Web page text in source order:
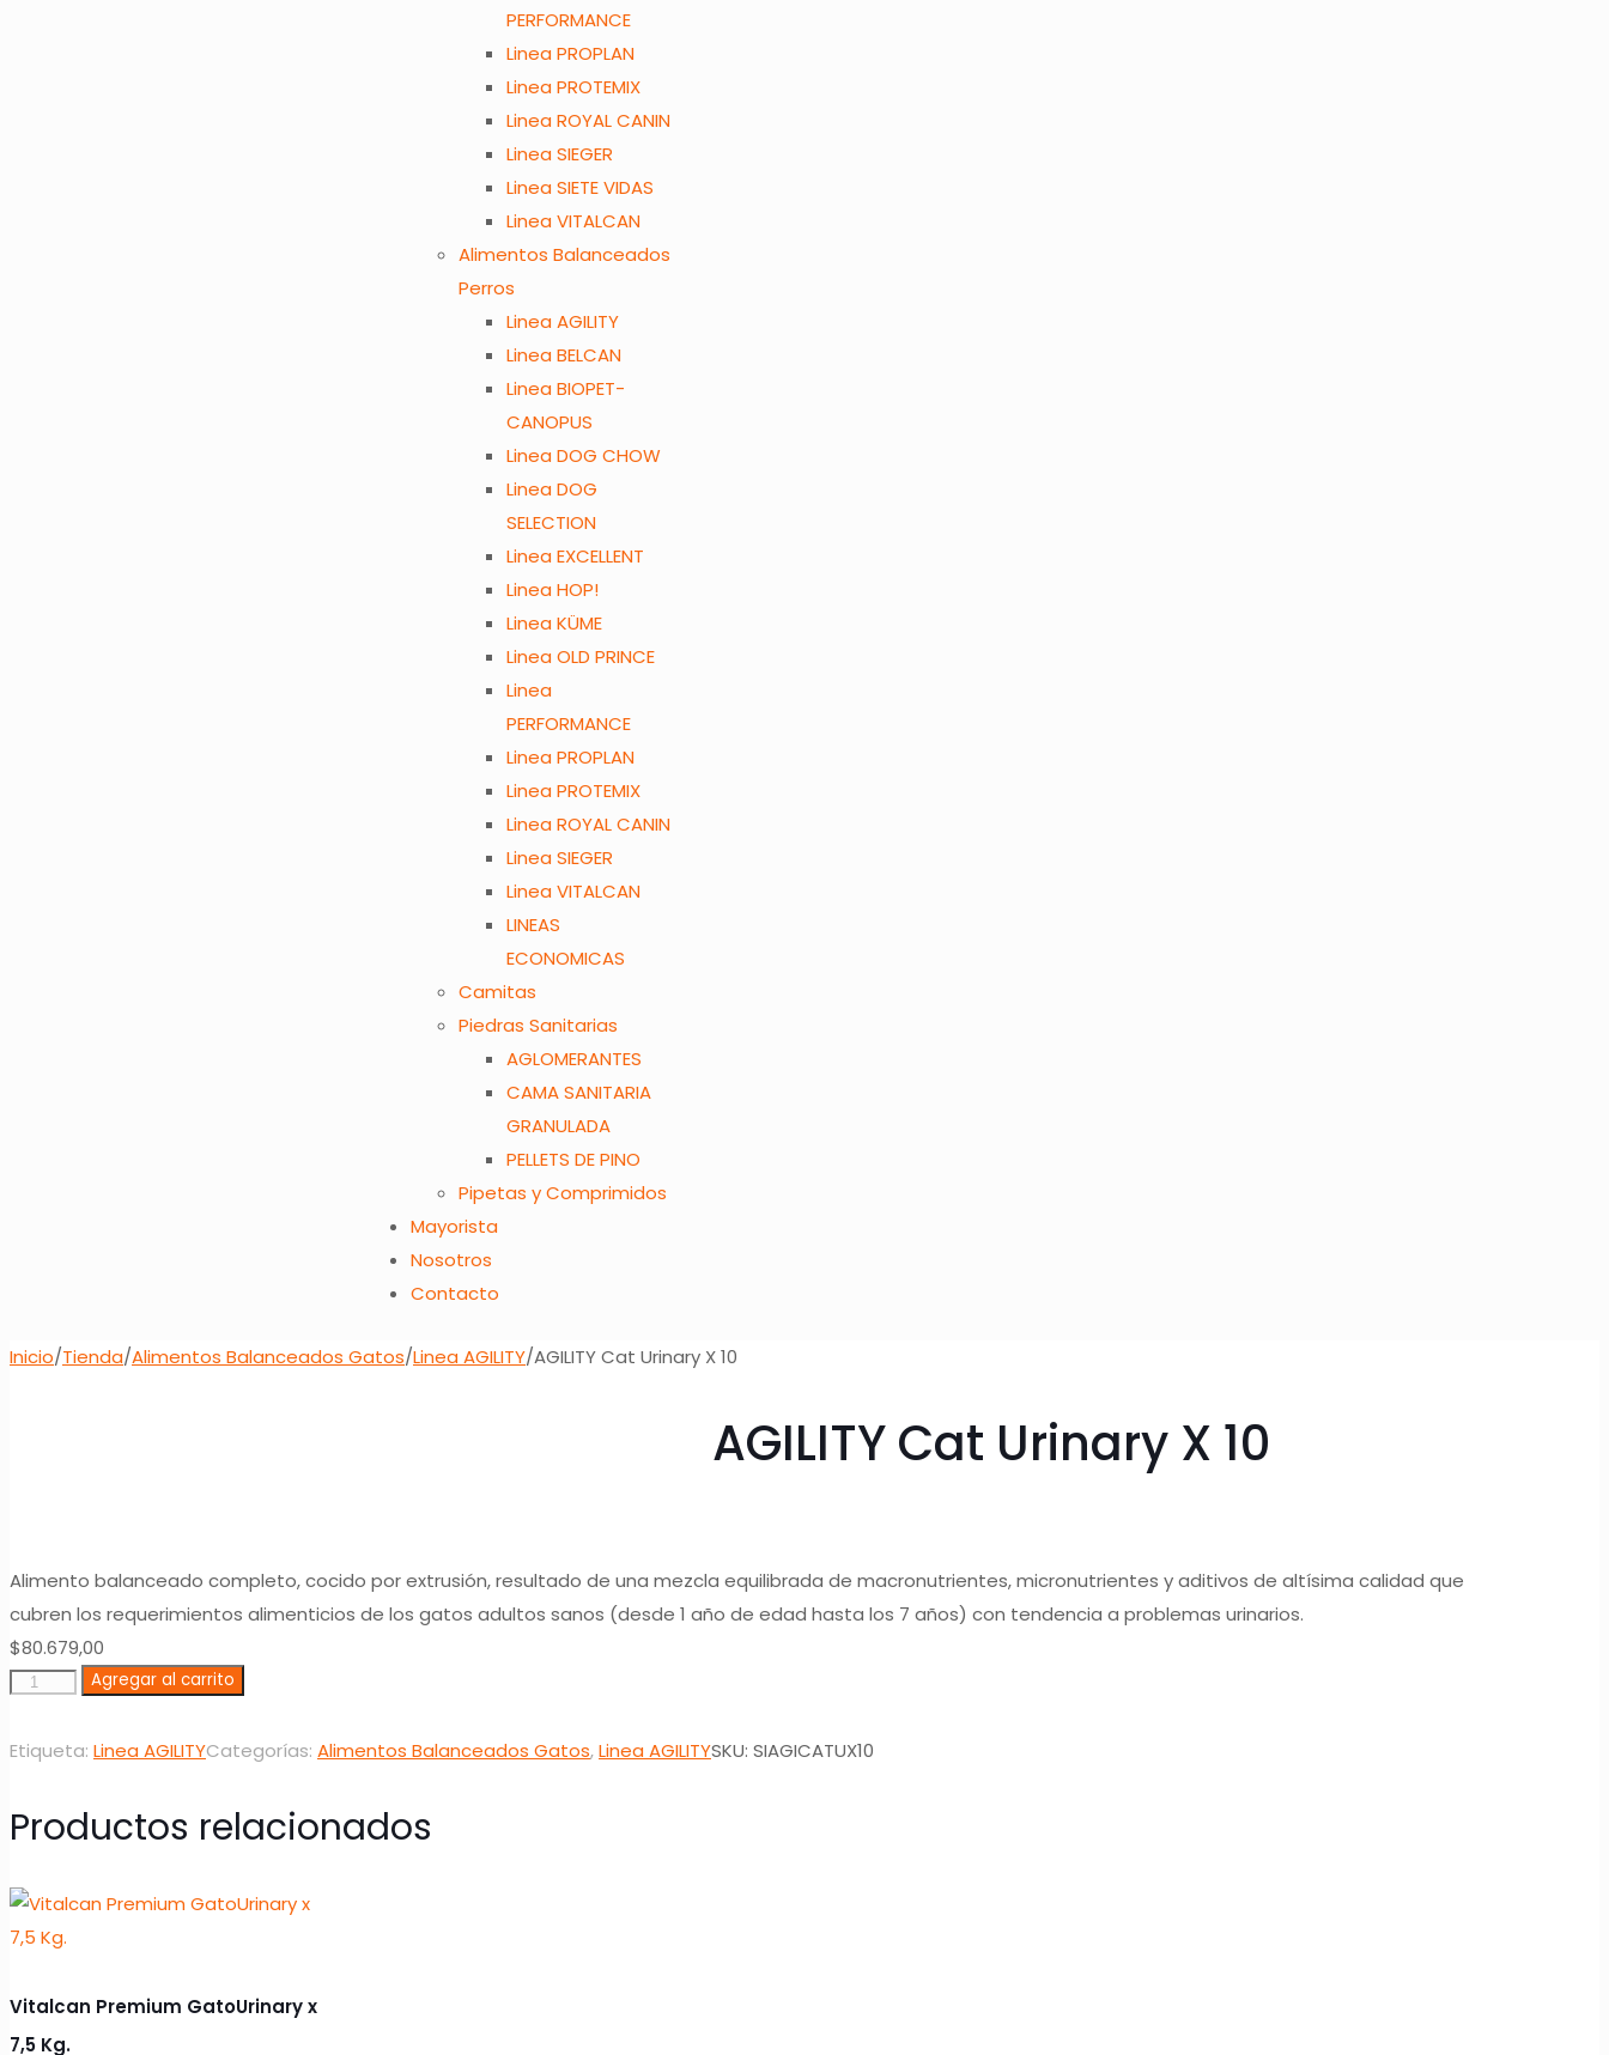
PERFORMANCE
Linea PROPLAN
Linea PROTEMIX
Linea ROYAL CANIN
Linea SIEGER
Linea SIETE VIDAS
Linea VITALCAN
Alimentos Balanceados
Perros
Linea AGILITY
Linea BELCAN
Linea BIOPET-
CANOPUS
Linea DOG CHOW
Linea DOG
SELECTION
Linea EXCELLENT
Linea HOP!
Linea KÜME
Linea OLD PRINCE
Linea
PERFORMANCE
Linea PROPLAN
Linea PROTEMIX
Linea ROYAL CANIN
Linea SIEGER
Linea VITALCAN
LINEAS
ECONOMICAS
Camitas
Piedras Sanitarias
AGLOMERANTES
CAMA SANITARIA
GRANULADA
PELLETS DE PINO
Pipetas y Comprimidos
Mayorista
Nosotros
Contacto
Inicio/Tienda/Alimentos Balanceados Gatos/Linea AGILITY/AGILITY Cat Urinary X 10
AGILITY Cat Urinary X 10
Alimento balanceado completo, cocido por extrusión, resultado de una mezcla equilibrada de macronutrientes, micronutrientes y aditivos de altísima calidad que
cubren los requerimientos alimenticios de los gatos adultos sanos (desde 1 año de edad hasta los 7 años) con tendencia a problemas urinarios.
$80.679,00
Agregar al carrito
Etiqueta: Linea AGILITYCategorías: Alimentos Balanceados Gatos,Linea AGILITYSKU: SIAGICATUX10
Productos relacionados
Vitalcan Premium GatoUrinary x
7,5 Kg.